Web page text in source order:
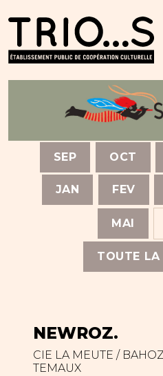
SEP OCT
JAN FEV
MAI
TOUTE LA
NEWROZ.
CIE LA MEUTE /
TEMAUX